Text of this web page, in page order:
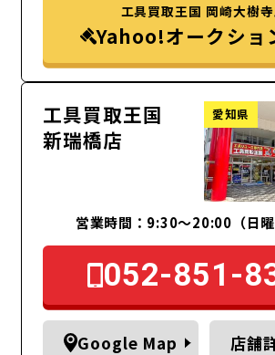
工具買取王国 岡崎大樹
Yahoo!オークショ
工具買取王国
新瑞橋店
愛知県
営業時間：9:30～20:00（日曜
052-851-
Google Map 店舗